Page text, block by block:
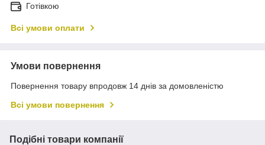
Готівкою
Всі умови оплати
Умови повернення
Повернення товару впродовж 14 днів за домовленістю
Всі умови повернення
Подібні товари компанії